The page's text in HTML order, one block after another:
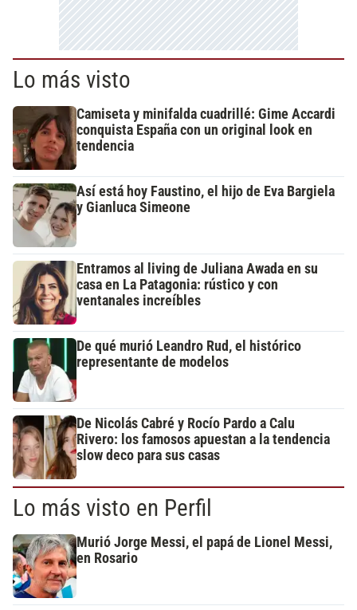
Lo más visto
Camiseta y minifalda cuadrillé: Gime Accardi
conquista España con un original look en
tendencia
Así está hoy Faustino, el hijo de Eva Bargiela
y Gianluca Simeone
Entramos al living de Juliana Awada en su
casa en La Patagonia: rústico y con
ventanales increíbles
De qué murió Leandro Rud, el histórico
representante de modelos
De Nicolás Cabré y Rocío Pardo a Calu
Rivero: los famosos apuestan a la tendencia
slow deco para sus casas
Lo más visto en Perfil
Murió Jorge Messi, el papá de Lionel Messi,
en Rosario